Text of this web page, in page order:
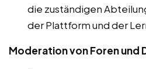
die zuständigen
der Plattform und der
Moderation von Foren und